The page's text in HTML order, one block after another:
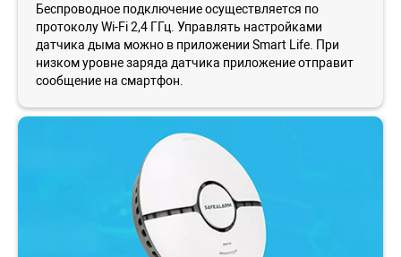
Беспроводное подключение осуществляется по
протоколу Wi-Fi 2,4 ГГц. Управлять настройками
датчика дыма можно в приложении Smart Life. При
низком уровне заряда датчика приложение отправит
сообщение на смартфон.